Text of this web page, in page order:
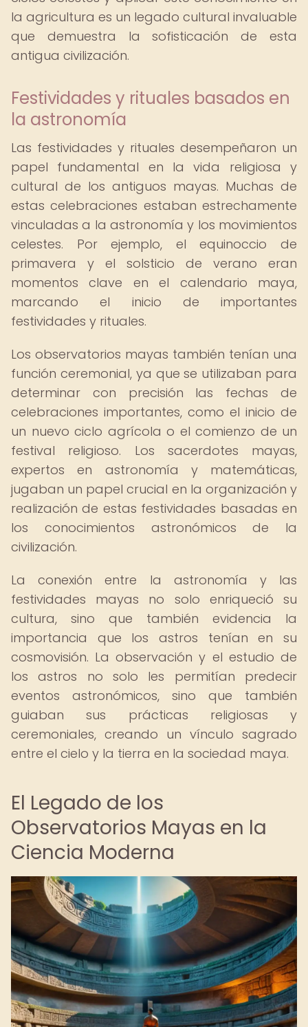
la agricultura es un legado cultural invaluable
que demuestra la sofisticación de esta
antigua civilización.
Festividades y rituales basados en
la astronomía
Las festividades y rituales desempeñaron un
papel fundamental en la vida religiosa y
cultural de los antiguos mayas. Muchas de
estas celebraciones estaban estrechamente
vinculadas a la astronomía y los movimientos
celestes. Por ejemplo, el equinoccio de
primavera y el solsticio de verano eran
momentos clave en el calendario maya,
marcando el inicio de importantes
festividades y rituales.
Los observatorios mayas también tenían una
función ceremonial, ya que se utilizaban para
determinar con precisión las fechas de
celebraciones importantes, como el inicio de
un nuevo ciclo agrícola o el comienzo de un
festival religioso. Los sacerdotes mayas,
expertos en astronomía y matemáticas,
jugaban un papel crucial en la organización y
realización de estas festividades basadas en
los conocimientos astronómicos de la
civilización.
La conexión entre la astronomía y las
festividades mayas no solo enriqueció su
cultura, sino que también evidencia la
importancia que los astros tenían en su
cosmovisión. La observación y el estudio de
los astros no solo les permitían predecir
eventos astronómicos, sino que también
guiaban sus prácticas religiosas y
ceremoniales, creando un vínculo sagrado
entre el cielo y la tierra en la sociedad maya.
El Legado de los
Observatorios Mayas en la
Ciencia Moderna